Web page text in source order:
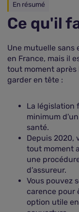
En résumé
Ce qu'il
Une mutuelle sans
en France, mais il
tout moment après
garder en tête :
La législation
minimum
santé.
Depuis 2020,
tout moment
une
d’assureur.
Vous pouvez
carence pour
option utile